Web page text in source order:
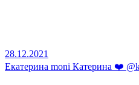
28.12.2021
Екатерина moni Катерина ❤️